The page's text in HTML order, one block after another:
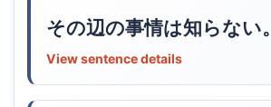
その辺の事情は知らない。
View sentence details